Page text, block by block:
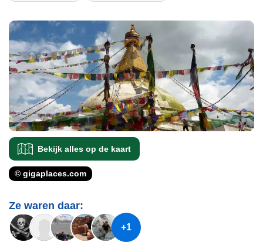
Bekijk alles op de kaart
© gigaplaces.com
Ze waren daar:
+1